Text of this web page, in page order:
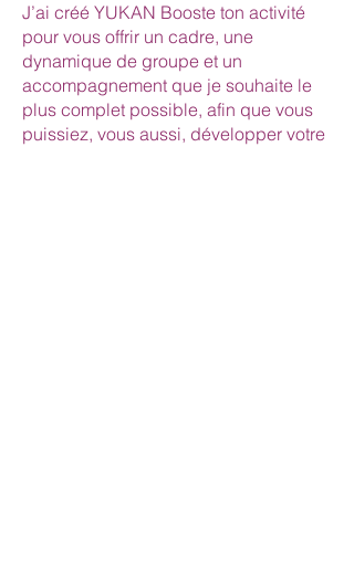
J’ai créé YUKAN Booste ton activité
pour vous offrir un cadre, une
dynamique de groupe et un
accompagnement que je souhaite le
plus complet possible, afin que vous
puissiez, vous aussi, développer votre